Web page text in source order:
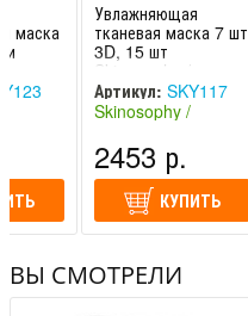
маска
шт
Увлажняющая
тканевая маска 7 шт
3D, 15 шт
Skinosophy /
Скинософи
Артикул: SKY117
Skinosophy /
(Россия)
2453 р.
КУПИТЬ
ВЫ СМОТРЕЛИ